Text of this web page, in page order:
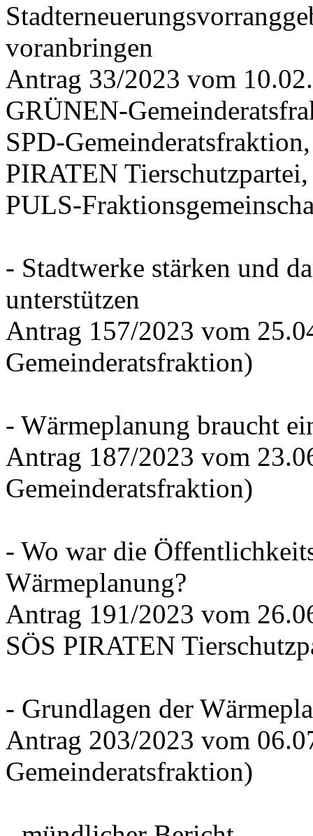
voranbringen
Antrag 33/2023 vom
GRÜNEN-
SPD-
PIRATEN Tierschutzpartei,
PULS-
- Stadtwerke stärken und
unterstützen
Antrag 157/2023 vom
Gemeinderatsfraktion)
- Wärmeplanung braucht
Antrag 187/2023 vom
Gemeinderatsfraktion)
- Wo war die
Wärmeplanung?
Antrag 191/2023 vom
SÖS PIRATEN
- Grundlagen der
Antrag 203/2023 vom
Gemeinderatsfraktion)